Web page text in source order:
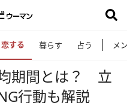
恋する 暮らす 占う メ
期間とは？ 立
行動も解説